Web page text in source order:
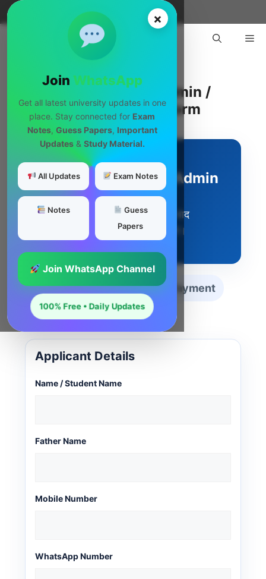
×
Join WhatsApp
Get all latest university updates in one
place. Stay connected for Exam
Notes, Guess Papers, Important
Updates& Study Material.
All Updates Exam Notes
Notes
Guess
Papers
Join WhatsApp Channel
100% Free • Daily Updates
Skip
to
Menu
WhatsApp Channel Admin /
Team Member Apply Form
Premium Service Portal
WhatsApp Channel Admin
Apply
सभी जानकारी सही भरें। Submit के बाद
Application Number तुरंत मिलेगा।
1 Service 2 Details 3 Payment
4 Preview
Applicant Details
Name / Student Name
Father Name
Mobile Number
WhatsApp Number